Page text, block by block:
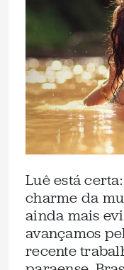
Luê está
charme da
ainda mais
avançamos
recente